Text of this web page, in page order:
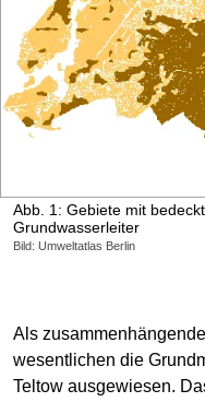
Abb. 1: Gebiete mit
Grundwasserleiter
Bild: Umweltatlas Berlin
Als
wesentlichen die
Teltow ausgewiesen.